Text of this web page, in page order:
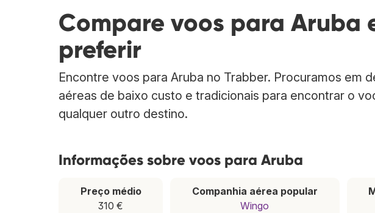
Compare voos para Aruba
preferir
Encontre voos para Aruba no Trabber. Procuramos em
aéreas de baixo custo e tradicionais para encontrar o
qualquer outro destino.
Informações sobre voos para Aruba
Preço médio
310 €
Companhia aérea popular
Wingo